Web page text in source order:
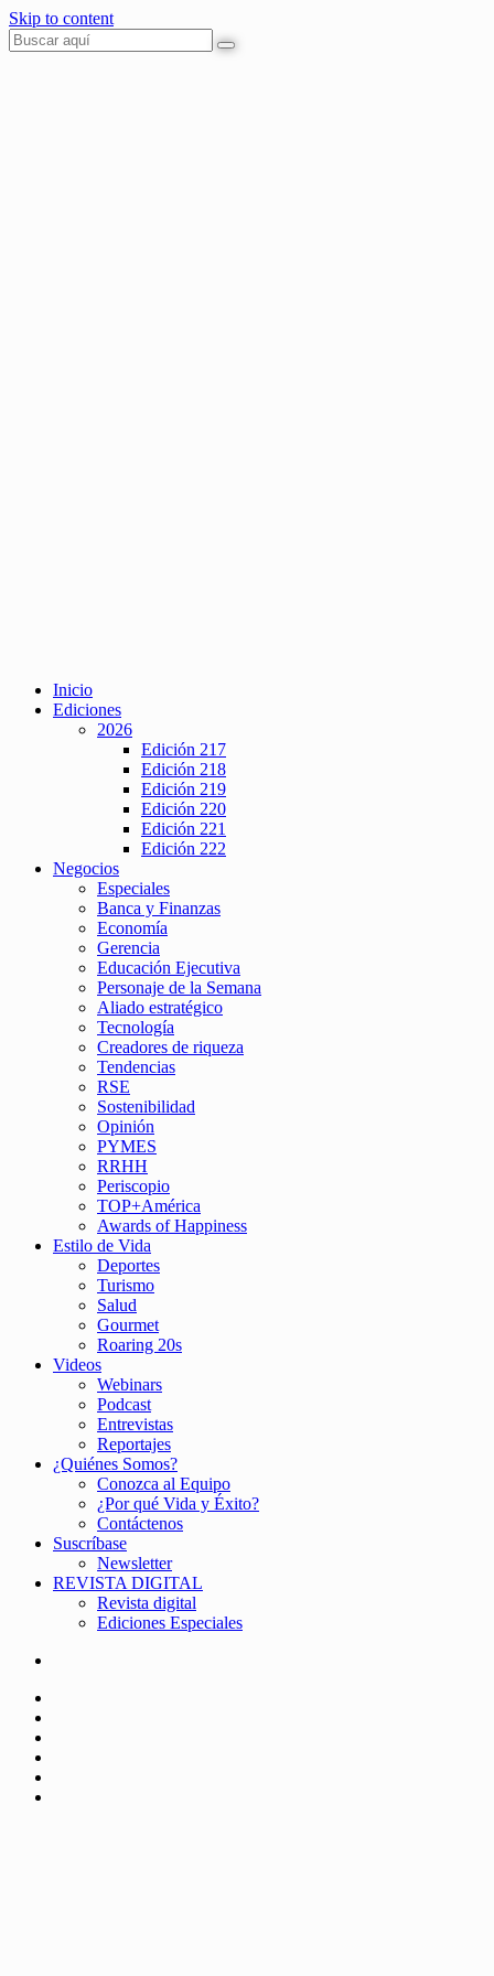
Skip to content
Inicio
Ediciones
2026
Edición 217
Edición 218
Edición 219
Edición 220
Edición 221
Edición 222
Negocios
Especiales
Banca y Finanzas
Economía
Gerencia
Educación Ejecutiva
Personaje de la Semana
Aliado estratégico
Tecnología
Creadores de riqueza
Tendencias
RSE
Sostenibilidad
Opinión
PYMES
RRHH
Periscopio
TOP+América
Awards of Happiness
Estilo de Vida
Deportes
Turismo
Salud
Gourmet
Roaring 20s
Videos
Webinars
Podcast
Entrevistas
Reportajes
¿Quiénes Somos?
Conozca al Equipo
¿Por qué Vida y Éxito?
Contáctenos
Suscríbase
Newsletter
REVISTA DIGITAL
Revista digital
Ediciones Especiales